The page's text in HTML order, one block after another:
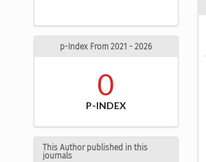
p-Index From 2021 - 2026
0
P-INDEX
This Author published in this
journals